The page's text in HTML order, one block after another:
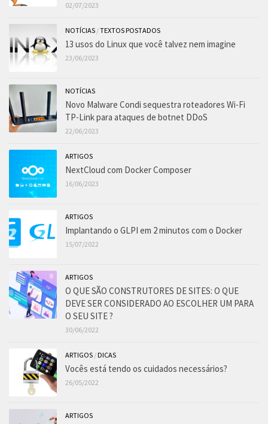
02/07/2023
NOTÍCIAS /TEXTOS POSTADOS
13 usos do Linux que você talvez nem imagine
23/06/2023
NOTÍCIAS
Novo Malware Condi sequestra roteadores Wi-Fi
TP-Link para ataques de botnet DDoS
22/06/2023
ARTIGOS
NextCloud com Docker Composer
16/06/2023
ARTIGOS
Implantando o GLPI em 2 minutos com o Docker
15/07/2022
ARTIGOS
O QUE SÃO CONSTRUTORES DE SITES: O QUE
DEVE SER CONSIDERADO AO ESCOLHER UM PARA
O SEU SITE ?
30/06/2022
ARTIGOS /DICAS
Vocês está tendo os cuidados necessários?
26/05/2022
ARTIGOS